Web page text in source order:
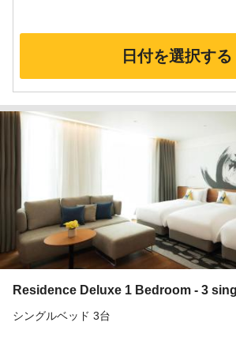
日付を選択する
Residence Deluxe 1 Bedroom - 3
シングルベッド 3台